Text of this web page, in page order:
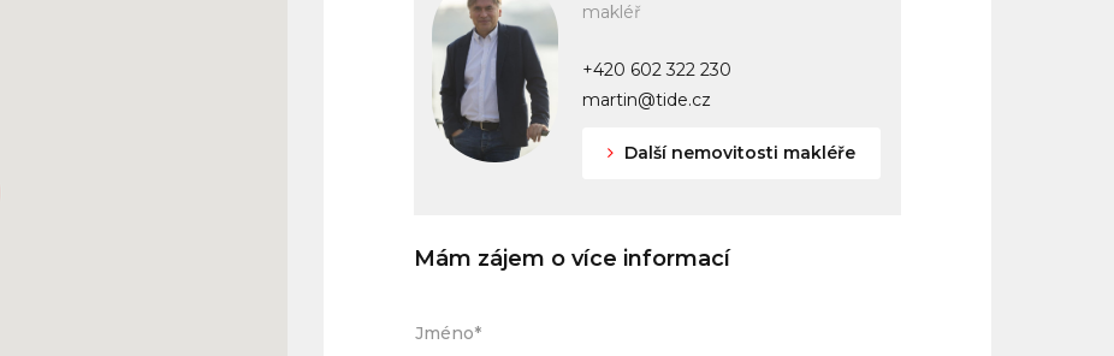
makléř
+420 602 322 230
martin@tide.cz
Další nemovitosti makléře
Mám zájem o více informací